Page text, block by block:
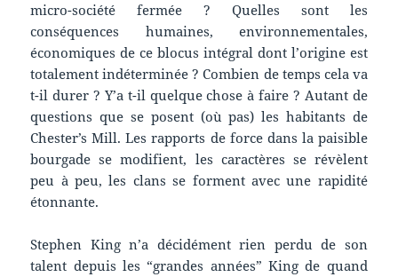
micro-société fermée ? Quelles sont les
conséquences humaines, environnementales,
économiques de ce blocus intégral dont l’origine est
totalement indéterminée ? Combien de temps cela va
t-il durer ? Y’a t-il quelque chose à faire ? Autant de
questions que se posent (où pas) les habitants de
Chester’s Mill. Les rapports de force dans la paisible
bourgade se modifient, les caractères se révèlent
peu à peu, les clans se forment avec une rapidité
étonnante.
Stephen King n’a décidément rien perdu de son
talent depuis les “grandes années” King de quand